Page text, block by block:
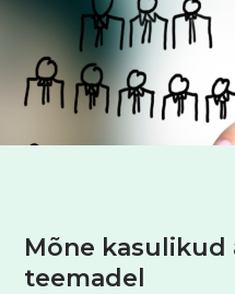
Mõne
teemadel